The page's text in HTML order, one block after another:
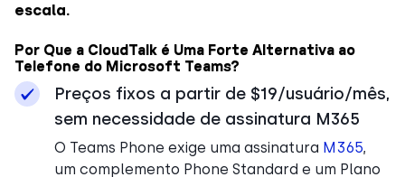
escala.
Por Que a CloudTalk é Uma Forte Alternativa ao
Telefone do Microsoft Teams?
Preços fixos a partir de $19/usuário/mês,
sem necessidade de assinatura M365
O Teams Phone exige uma assinatura M365,
um complemento Phone Standard e um Plano